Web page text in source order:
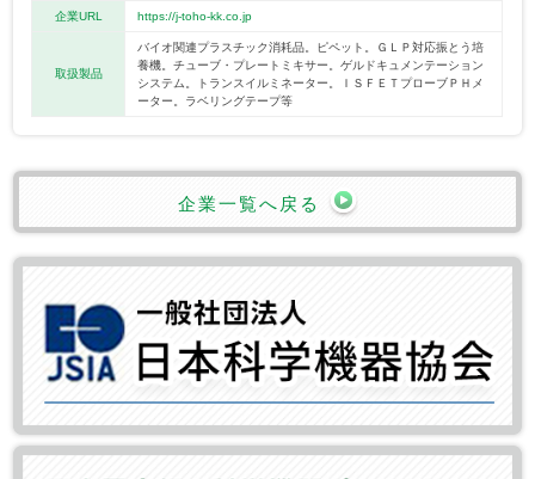
企業URL https://j-toho-kk.co.jp
取扱製品
バイオ関連プラスチック消耗品。ピペット。ＧＬＰ対応振とう培
養機。チューブ・プレートミキサー。ゲルドキュメンテーション
システム。トランスイルミネーター。ＩＳＦＥＴプローブＰＨメ
ーター。ラベリングテープ等
企業一覧へ戻る